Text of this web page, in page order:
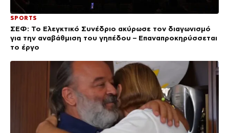
SPORTS
ΣΕΦ: Το Ελεγκτικό Συνέδριο ακύρωσε τον διαγωνισμό
για την αναβάθμιση του γηπέδου – Επαναπροκηρύσσεται
το έργο